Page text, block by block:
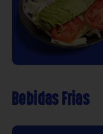
Bebidas Frias